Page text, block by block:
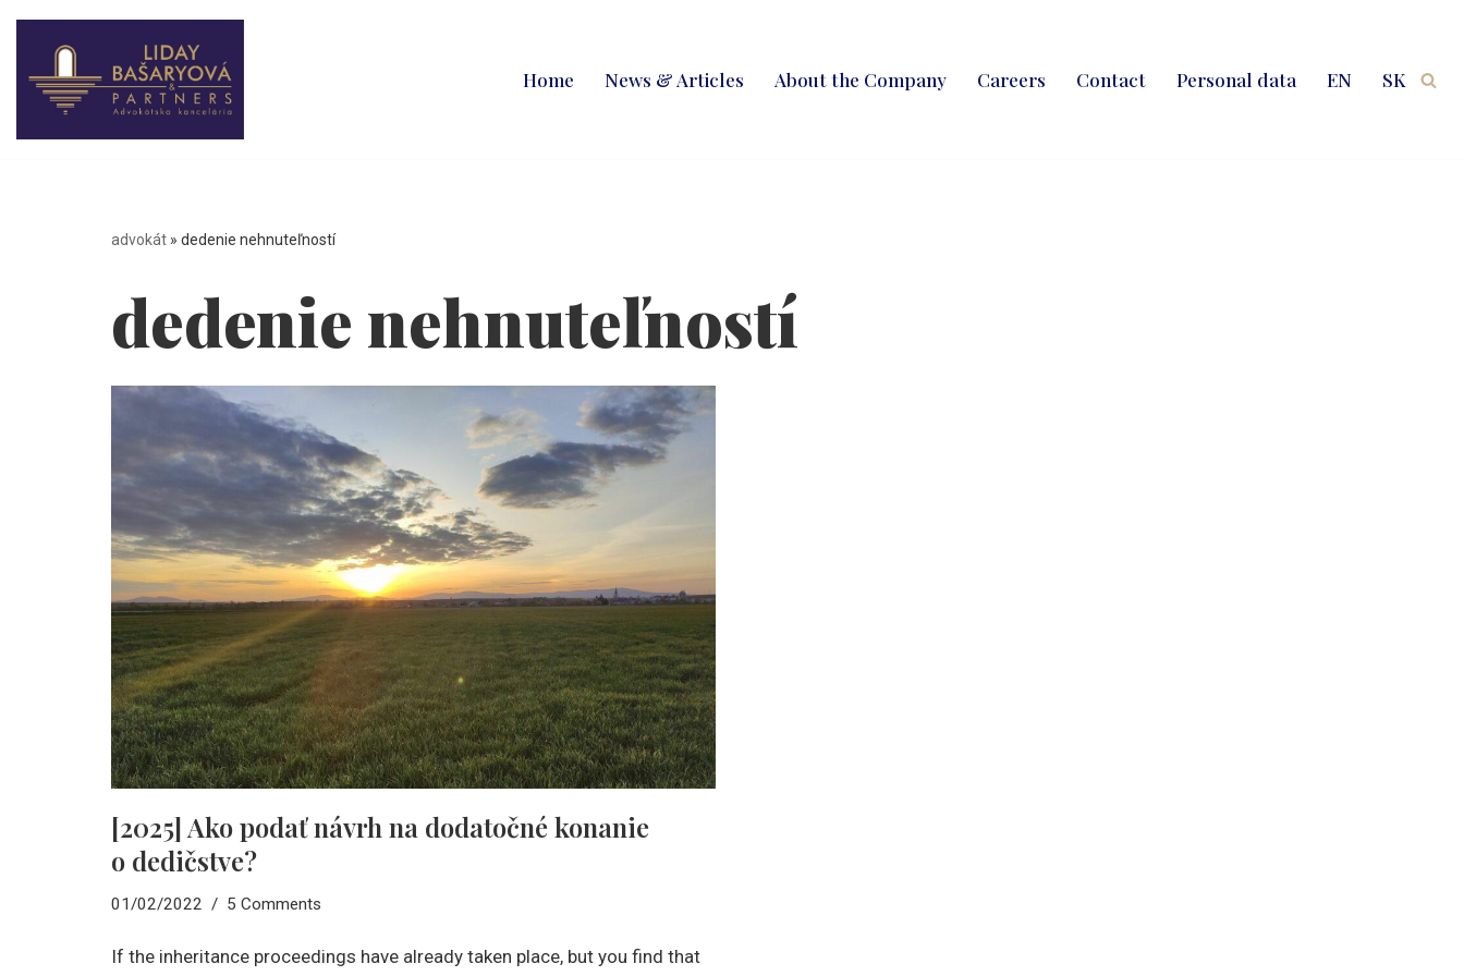
Home News & Articles About the Company Careers Contact Personal data EN SK
advokát » dedenie nehnuteľností
dedenie nehnuteľností
[2025] Ako podať návrh na dodatočné konanie
o dedičstve?
01/02/2022 5 Comments
If the inheritance proceedings have already taken place, but you find that